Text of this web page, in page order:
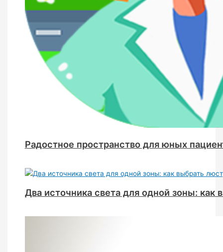
Радостное пространство для юных
Два источника света для одной зоны: